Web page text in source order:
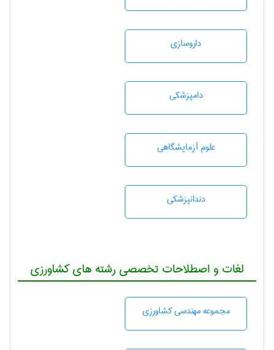
داروسازی
دامپزشكی
علوم آزمايشگاهی
دندانپزشكی
لغات و اصطلاحات تخصصی رشته های کشاورزی
مجموعه مهندسی كشاورزی